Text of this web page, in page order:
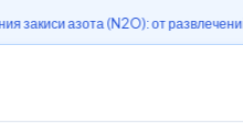
(N2O): от развлечений до медицины